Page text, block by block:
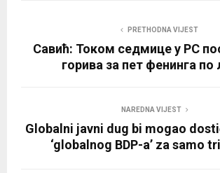
PRETHODNA VIJEST
Савић: Током седмице у РС
горива за пет фенинга по
NAREDNA VIJEST
Globalni javni dug bi mogao
‘globalnog BDP-a’ za samo